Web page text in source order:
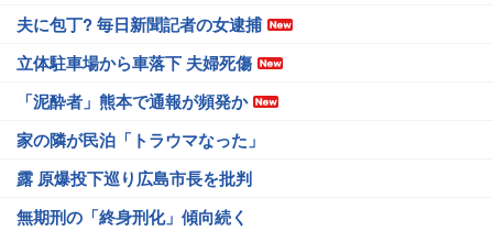
夫に包丁? 毎日新聞記者の女逮捕
立体駐車場から車落下 夫婦死傷
「泥酔者」熊本で通報が頻発か
家の隣が民泊「トラウマなった」
露 原爆投下巡り広島市長を批判
無期刑の「終身刑化」傾向続く